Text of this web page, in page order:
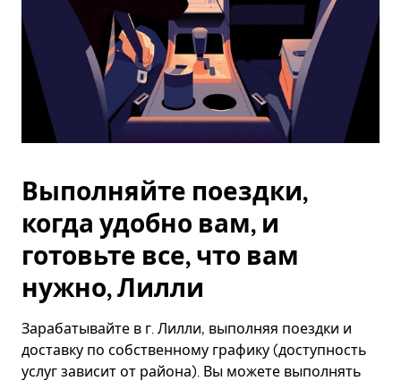
Выполняйте поездки,
когда удобно вам, и
готовьте все, что вам
нужно, Лилли
Зарабатывайте в г. Лилли, выполняя поездки и
доставку по собственному графику (доступность
услуг зависит от района). Вы можете выполнять